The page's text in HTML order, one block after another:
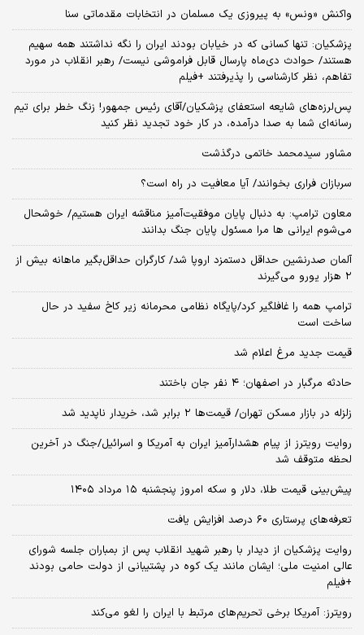
پربازدیدهای سایت خوان
شهید لاریجانی چگونه شناسایی شد؟/ روایت تازه سردار کوثری از نحوه
شهادت لاریجانی و فرزندش+فیلم
فارس: حمله موشکی به بحرین
توافق کشورهای عرب و مسلمان درباره اسرائیل
واکنش «ونس» به پیروزی یک مسلمان در انتخابات مقدماتی سنا
پزشکیان: تنها کسانی که در خیابان بودند ایران را نگه نداشتند همه سهیم
هستند/ حوادث دی‌ماه پارسال قابل فراموشی نیست/ رهبر انقلاب در مورد
تفاهم، نظر کارشناسی را پذیرفتند +فیلم
پس‌لرزه‌های شایعه استعفای پزشکیان/آقای رئیس جمهور! زنگ خطر برای تیم
رسانه‌ای شما به صدا درآمده، در کار خود تجدید نظر کنید
مشاور سیدمحمد خاتمی درگذشت
سربازان فراری بخوانند/ آیا معافیت در راه است؟
معاون ترامپ: به دنبال پایان موفقیت‌آمیز مناقشه ایران هستیم/ خوشحال
می‌شوم ایرانی ها مرا مسئول پایان جنگ بدانند
آلمان صدرنشین حداقل دستمزد اروپا شد/ کارگران حداقل‌بگیر ماهانه بیش از
۲ هزار یورو می‌گیرند
ترامپ همه را غافلگیر کرد/پایگاه نظامی محرمانه زیر کاخ سفید در حال
ساخت است
قیمت جدید مرغ اعلام شد
حادثه مرگبار در اصفهان؛ ۴ نفر جان باختند